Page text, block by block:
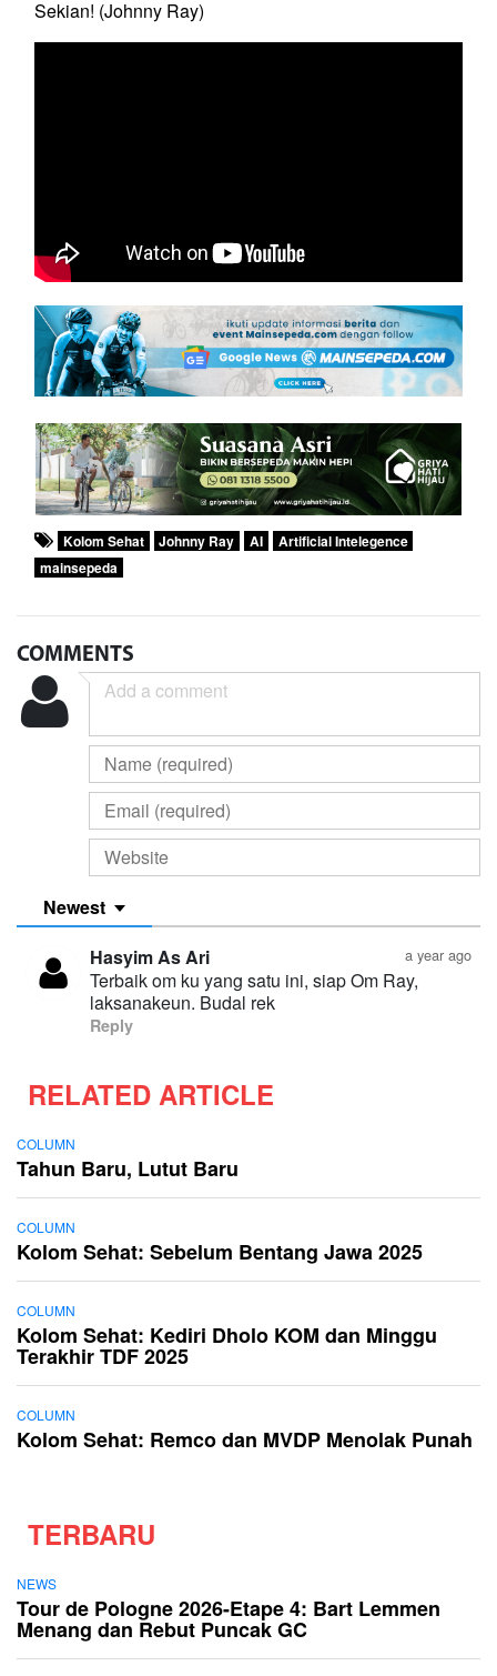
Sekian! (Johnny Ray)
Kolom Sehat Johnny Ray AI
Artificial Intelegence
mainsepeda
COMMENTS
Newest
a year ago
Hasyim As Ari
Terbaik om ku yang satu ini, siap Om Ray,
laksanakeun. Budal rek
Reply
RELATED ARTICLE
COLUMN
Tahun Baru, Lutut Baru
COLUMN
Kolom Sehat: Sebelum Bentang Jawa 2025
COLUMN
Kolom Sehat: Kediri Dholo KOM dan Minggu
Terakhir TDF 2025
COLUMN
Kolom Sehat: Remco dan MVDP Menolak Punah
TERBARU
NEWS
Tour de Pologne 2026-Etape 4: Bart Lemmen
Menang dan Rebut Puncak GC